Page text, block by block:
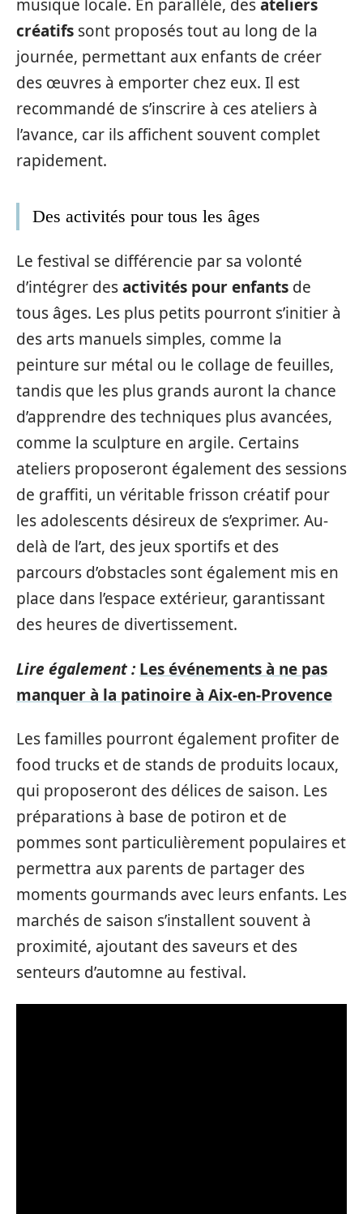
musique locale. En parallèle, desateliers
créatifs sont proposés tout au long de la
journée, permettant aux enfants de créer
des œuvres à emporter chez eux. Il est
recommandé de s’inscrire à ces ateliers à
l’avance, car ils affichent souvent complet
rapidement.
Des activités pour tous les âges
Le festival se différencie par sa volonté
d’intégrer desactivités pour enfants de
tous âges. Les plus petits pourront s’initier à
des arts manuels simples, comme la
peinture sur métal ou le collage de feuilles,
tandis que les plus grands auront la chance
d’apprendre des techniques plus avancées,
comme la sculpture en argile. Certains
ateliers proposeront également des sessions
de graffiti, un véritable frisson créatif pour
les adolescents désireux de s’exprimer. Au-
delà de l’art, des jeux sportifs et des
parcours d’obstacles sont également mis en
place dans l’espace extérieur, garantissant
des heures de divertissement.
Lire également : Les événements à ne pas
manquer à la patinoire à Aix-en-Provence
Les familles pourront également profiter de
food trucks et de stands de produits locaux,
qui proposeront des délices de saison. Les
préparations à base de potiron et de
pommes sont particulièrement populaires et
permettra aux parents de partager des
moments gourmands avec leurs enfants. Les
marchés de saison s’installent souvent à
proximité, ajoutant des saveurs et des
senteurs d’automne au festival.